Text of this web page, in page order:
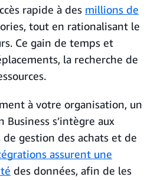
rapide à des millions de
tout en rationalisant le
Ce gain de temps et
la recherche de
à votre organisation, un
s’intègre aux
gestion des achats et de
assurent une
des données, afin de les